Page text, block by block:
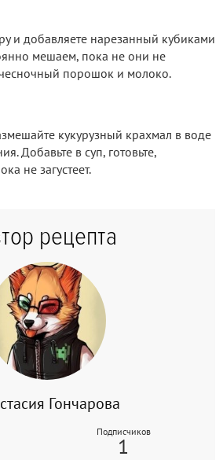
и добавляете нарезанный кубиками
мешаем, пока не они не
чесночный порошок и молоко.
кукурузный крахмал в воде
Добавьте в суп, готовьте,
не загустеет.
рецепта
Гончарова
Подписчиков
1